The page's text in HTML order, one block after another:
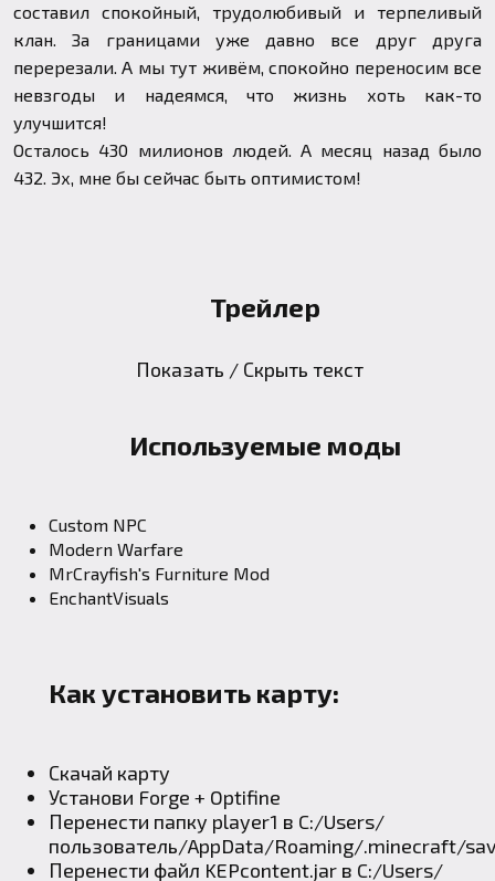
составил спокойный, трудолюбивый и терпеливый
клан. За границами уже давно все друг друга
перерезали. А мы тут живём, спокойно переносим все
невзгоды и надеямся, что жизнь хоть как-то
улучшится!
Осталось 430 милионов людей. А месяц назад было
432. Эх, мне бы сейчас быть оптимистом!
Трейлер
Показать / Скрыть текст
Используемые моды
Custom NPC
Modern Warfare
MrCrayfish's Furniture Mod
EnchantVisuals
Как установить карту:
Скачай карту
Установи Forge + Optifine
Перенести папку player1 в C:/Users/
пользователь/AppData/Roaming/.minecraft/
Перенести файл KEPcontent.jar в C:/Users/